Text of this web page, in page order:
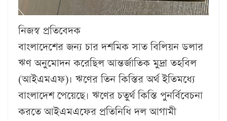
নিজস্ব প্রতিবেদক
বাংলাদেশের জন্য চার দশমিক সাত বিলিয়ন ডলার
ঋণ অনুমোদন করেছিল আন্তর্জাতিক মুদ্রা তহবিল
(আইএমএফ)। ঋণের তিন কিস্তির অর্থ ইতিমধ্যে
বাংলাদেশ পেয়েছে। ঋণের চতুর্থ কিস্তি পুনর্বিবেচনা
করতে আইএমএফের প্রতিনিধি দল আগামী